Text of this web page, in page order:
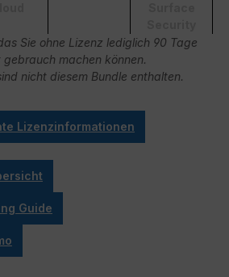
Sie ohne Lizenz lediglich 90 Tage
machen können.
nicht diesem Bundle enthalten.
Lizenzinformationen
Guide